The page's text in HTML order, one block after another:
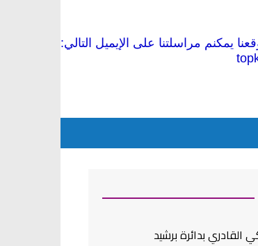
يمكنم مراسلتنا على الإيميل التالي:
القادري بدائرة برشيد